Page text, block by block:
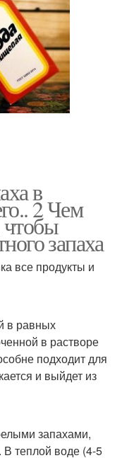
в
2 Чем
запаха
все продукты и
в равных
в растворе
подходит для
и выйдет из
запахами,
В теплой воде (4-5